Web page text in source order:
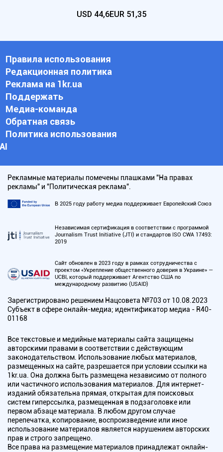
USD 44,6EUR 51,35
Правила использования
Редакционная политика
Реклама на 1kr.ua
Поддержать
Медиа-команда
Обратная связь
Политика использования
АI
Рекламные материалы помечены плашками "На правах
рекламы" и "Политическая реклама".
В 2025 году работу медиа поддерживает Европейский Союз
Независимая сертификация в соответствии с программой
Journalism Trust Initiative (JTI) и стандартов ISO CWA 17493:
2019
Сайт обновлен в 2023 году в рамках сотрудничества с
проектом «Укрепление общественного доверия в Украине» —
UCBI, который поддерживает Агентство США по
международному развитию (USAID)
Зарегистрировано решением Нацсовета №703 от 10.08.2023
Субъект в сфере онлайн-медиа; идентификатор медиа - R40-
01168
Все текстовые и медийные материалы сайта защищены
авторскими правами в соответствии с действующим
законодательством. Использование любых материалов,
размещенных на сайте, разрешается при условии ссылки на
1kr.ua. Она должна быть размещена независимо от полного
или частичного использования материалов. Для интернет-
изданий обязательна прямая, открытая для поисковых
систем гиперссылка, размещенная в подзаголовке или
первом абзаце материала. В любом другом случае
перепечатка, копирование, воспроизведение или иное
использование материалов является нарушением авторских
прав и строго запрещено.
Все права на размещение материалов принадлежат онлайн-